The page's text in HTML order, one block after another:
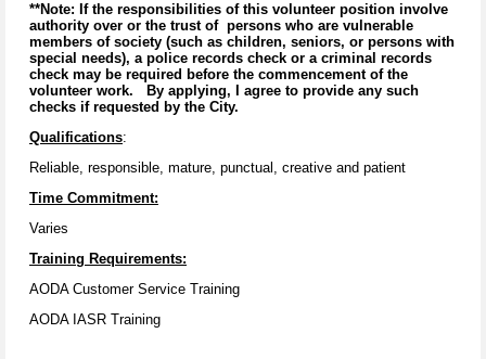
**Note: If the responsibilities of this volunteer position involve
authority over or the trust of persons who are vulnerable
members of society (such as children, seniors, or persons with
special needs), a police records check or a criminal records
check may be required before the commencement of the
volunteer work. By applying, I agree to provide any such
checks if requested by the City.
Qualifications:
Reliable, responsible, mature, punctual, creative and patient
Time Commitment:
Varies
Training Requirements:
AODA Customer Service Training
AODA IASR Training